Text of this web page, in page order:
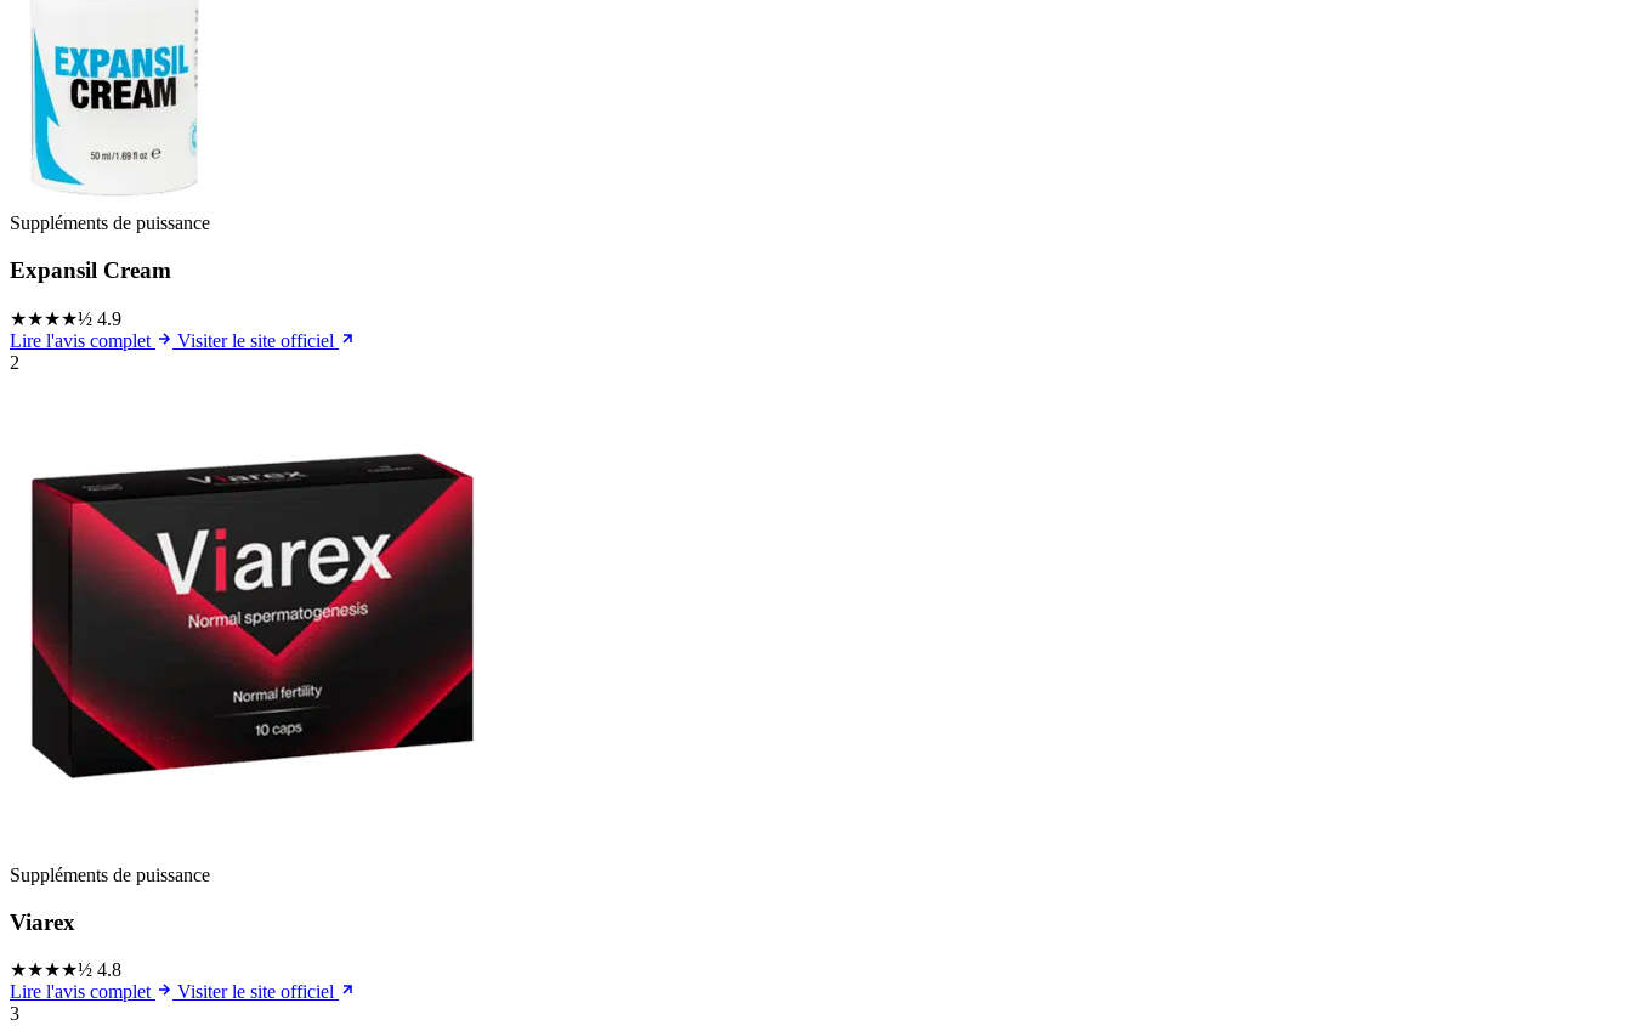
Suppléments de puissance
Expansil Cream
★★★★½ 4.9
Lire l'avis complet
Visiter le site officiel
2
Suppléments de puissance
Viarex
★★★★½ 4.8
Lire l'avis complet
Visiter le site officiel
3